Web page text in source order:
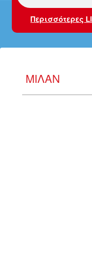
Περισσότερες
ΜΊΛΑΝ